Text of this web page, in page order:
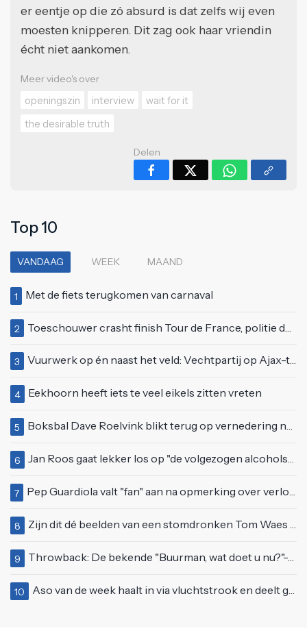
er eentje op die zó absurd is dat zelfs wij even
moesten knipperen. Dit zag ook haar vriendin
écht niet aankomen.
Meer video's over
openingszin
interview
wait for it
the desirable truth
Delen
Top 10
VANDAAG WEEK MAAND
1 Met de fiets terugkomen van carnaval
2 Toeschouwer crasht finish Tour de France, politie deelt bodycheck uit
3 Vuurwerk op én naast het veld: Vechtpartij op Ajax-tribune tussen supporters en stewards
4 Eekhoorn heeft iets te veel eikels zitten vreten
5 Boksbal Dave Roelvink blikt terug op vernedering na z'n gevecht met Melvin Manhoef
6 Jan Roos gaat lekker los op "de volgezogen alcoholspons" Robert Jensen
7 Pep Guardiola valt "fan" aan na opmerking over verloren wedstrijd tegen Manchester United
8 Zijn dit dé beelden van een stomdronken Tom Waes vlak voordat hij in z'n auto stapte?
9 Throwback: De bekende "Buurman, wat doet u nu?"-scène uit Flodder met Tatjana Šimić
10 Aso van de week haalt in via vluchtstrook en deelt gevaarlijke brake check uit